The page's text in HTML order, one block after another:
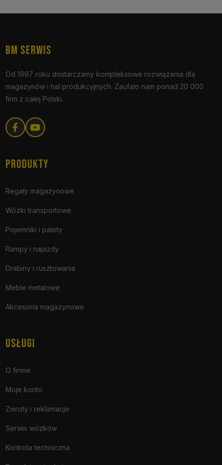
BM SERWIS
Od 1997 roku dostarczamy kompleksowe rozwiązania dla
magazynów i hal produkcyjnych. Zaufało nam ponad 20 000
firm z całej Polski.
PRODUKTY
Regały magazynowe
Wózki transportowe
Pojemniki i palety
Rampy i najazdy
Drabiny i rusztowania
Meble metalowe
Akcesoria magazynowe
USŁUGI
O firmie
Moje konto
Zwroty i reklamacje
Serwis wózków
Kontrola techniczna